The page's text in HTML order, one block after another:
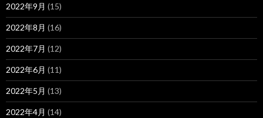
2022年9月 (15)
2022年8月 (16)
2022年7月 (12)
2022年6月 (11)
2022年5月 (13)
2022年4月 (14)